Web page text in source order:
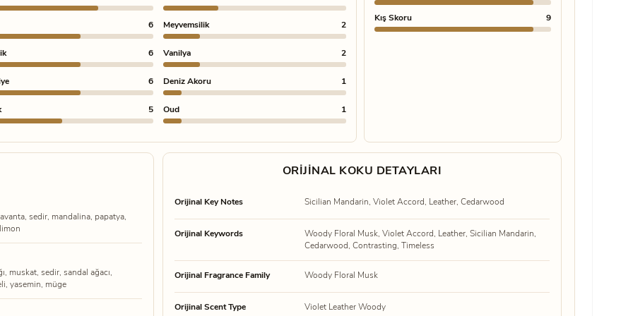
6
6
6
5
Meyvemsilik 2
Vanilya 2
Deniz Akoru 1
Oud 1
Kış Skoru 9
sedir, mandalina, papatya,
muskat, sedir, sandal ağacı,
yasemin, müge
ORIJINAL KOKU DETAYLARI
Orijinal Key Notes Sicilian Mandarin, Violet Accord, Leather, Cedarwood
Orijinal Keywords
Woody Floral Musk, Violet Accord, Leather, Sicilian Mandarin,
Cedarwood, Contrasting, Timeless
Orijinal Fragrance Family Woody Floral Musk
Orijinal Scent Type Violet Leather Woody